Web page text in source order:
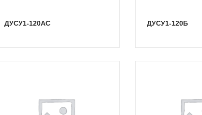
ДУСУ1-120АС ДУСУ1-120Б